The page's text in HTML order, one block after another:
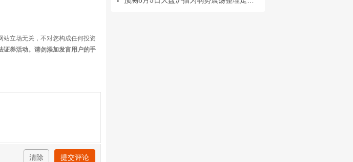
站立场无关，不对您构成任何投资
证券活动。请勿添加发言用户的手
清除 提交评论